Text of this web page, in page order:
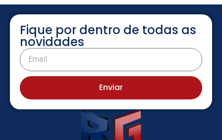
Fique por dentro de todas as
novidades
Enviar